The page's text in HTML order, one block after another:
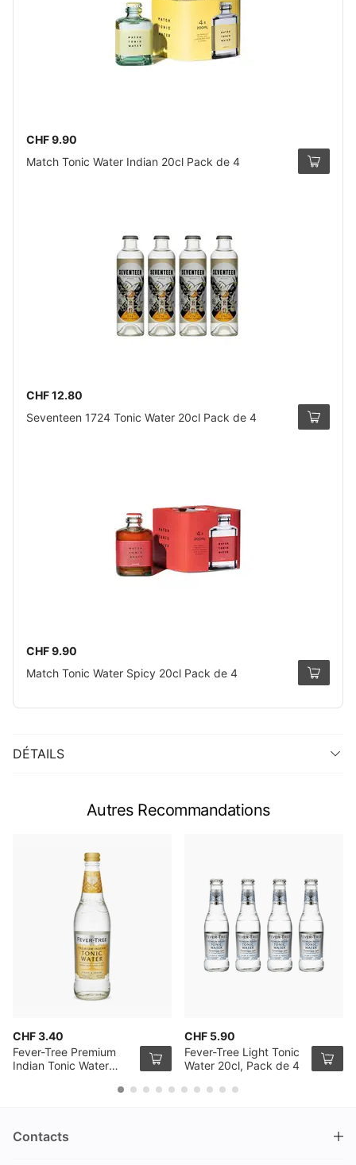
CHF 9.90
Match Tonic Water Indian 20cl Pack de 4
CHF 12.80
Seventeen 1724 Tonic Water 20cl Pack de 4
CHF 9.90
Match Tonic Water Spicy 20cl Pack de 4
DÉTAILS
Autres Recommandations
CHF 3.40
Fever-Tree Premium
Indian Tonic Water
CHF 5.90
Fever-Tree Light Tonic
Water 20cl, Pack de 4
Contacts